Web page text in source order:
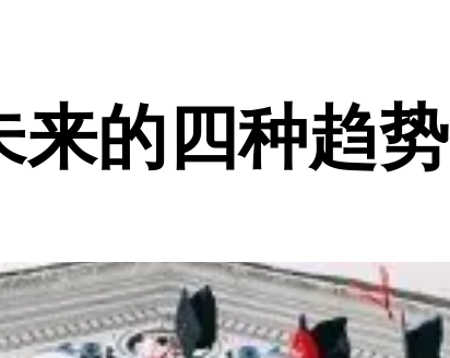
来的四种趋势